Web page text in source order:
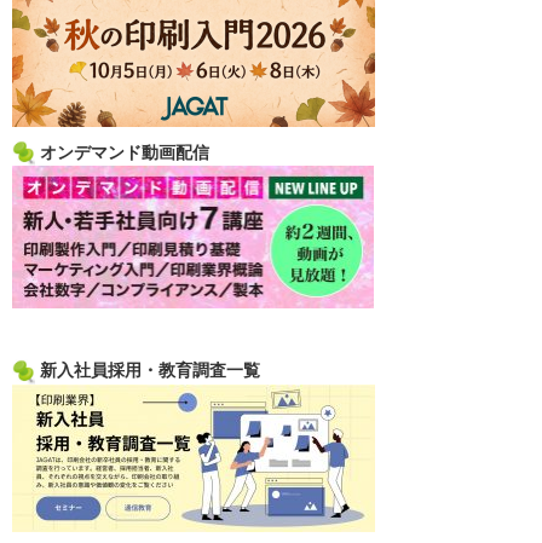
オンデマンド動画配信
新入社員採用・教育調査一覧